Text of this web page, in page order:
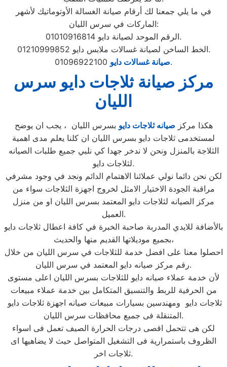
في ما يلي جمعنا لك أرقام صيانة الغسالة الأوتوماتيك لأشهر
الماركات في سرس الليان:
الرقم الموحد لصيانة دايو 01010916814.
الخط الساخن لصيانة غسالات ملابس دايو 01210999852.
صيانة غسالات دايو01096922100.
مركز صيانة ثلاجات دايو سرس
الليان
هكذا مركز صيانه ثلاجات دايو بسرس الليان ، يجب ان يوضح
لمستخدمى ثلاجات دايو بسرس الليان ان كلنا يعلم مدى اهمية
الثلاجة بالمنزل ونحن لا ندخر جهدا كي نلبي جميع طلبات الصيانه
لثلاجات دايو.
لكن نحن دائما نولي عملائنا الاهتمام الدائم ونجد في وجود مشرفي
مراقبة الجودة الاختيار الامثل لخروج اجهزة الثلاجات سواء من
مركز الصيانه لثلاجات دايو المعتمد بسرس الليان او من منزل
العميل.
بالأضافة للايدي المدربة صاحبة الخبرة في كافة اعطال ثلاجات دايو
بجميع موديلاتها القديم منها والحديث،
احصلوا معنا على افضل خدمة للثلاجات في سرس الليان من خلال
رقم مركز صيانه دايو المعتمد في سرس الليان.
لأن خدمة عملاء صيانه دايو للثلاجات بسرس الليان اعلى مستوى
من الحرفية للربط والتنسيق المتكامل بين خدمة عملاء مبيعات
ثلاجات دايو ومهندسين بسيارات مبيعات صيانه اجهزة ثلاجات دايو
المتنقلة فى جميع محافظات سرس الليان.
لكن هى تتحمل اقصى درجات الحرارة الصيف تعمل فى اسواء
الظروف باستمرارية فى التشغيل المتواصل حيث لا يضاهيها اى
ثلاجات اخر.